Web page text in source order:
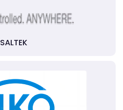
SALTEK